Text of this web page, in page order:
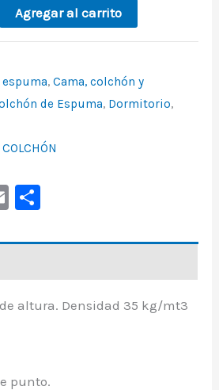
Agregar al carrito
,Cama, colchón y
de Espuma, Dormitorio,
COLCHÓN
Email
altura. Densidad 35 kg/mt3
punto.